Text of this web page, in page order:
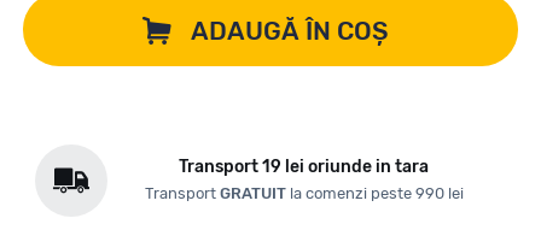
ADAUGĂ ÎN COȘ
Transport 19 lei oriunde in tara
Transport GRATUITla comenzi peste 990 lei